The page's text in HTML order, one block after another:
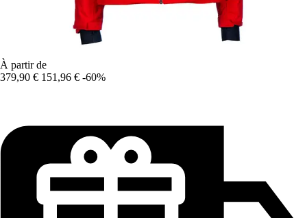
À partir de
379,90 € 151,96 € -60%